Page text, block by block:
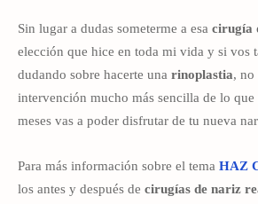
Sin lugar a dudas someterme a esa cirugía
elección que hice en toda mi vida y si vos
dudando sobre hacerte una rinoplastia, no
intervención mucho más sencilla de lo que
meses vas a poder disfrutar de tu nueva
Para más información sobre el tema HAZ
los antes y después de cirugías de nariz